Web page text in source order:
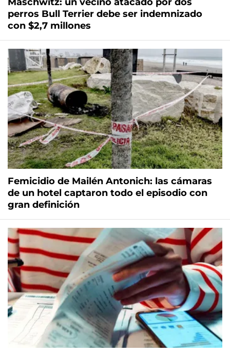
perros Bull Terrier debe ser indemnizado
con $2,7 millones
Femicidio de Mailén Antonich: las cámaras
de un hotel captaron todo el episodio con
gran definición